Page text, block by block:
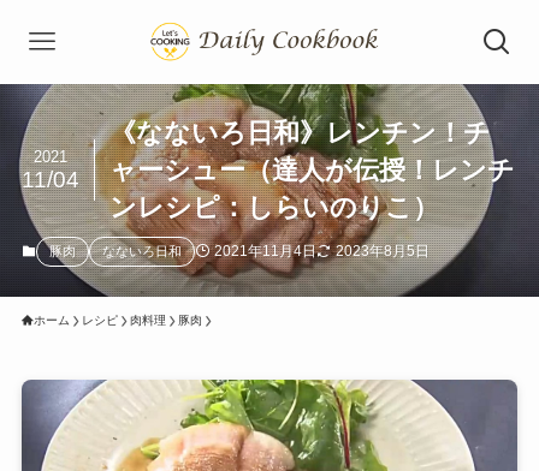
《なないろ日和》レンチン！チ
ャーシュー（達人が伝授！レンチ
ンレシピ：しらいのりこ）
2021
11/04
豚肉 なないろ日和 2021年11月4日 2023年8月5日
ホーム レシピ 肉料理 豚肉